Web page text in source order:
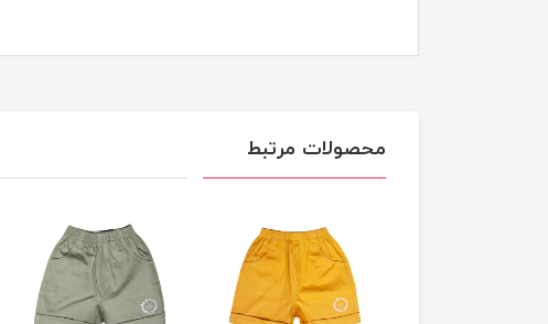
محصولات مرتبط